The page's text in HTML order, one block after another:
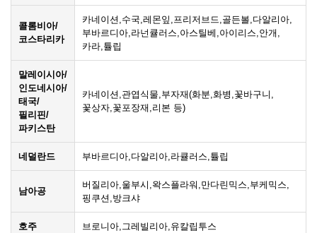
콜롬비아/
코스타리카
카네이션,수국,레몬잎,프리저브드,골든볼,다알리아,
부바르디아,라넌큘러스,아스틸베,아이리스,안개,
카라,튤립
말레이시아/
인도네시아/
태국/
필리핀/
파키스탄
카네이션,관엽식물,부자재(화분,화병,꽃바구니,
꽃상자,꽃포장재,리본 등)
네덜란드 부바르디아,다알리아,라큘러스,튤립
남아공
버질리아,울부시,왁스플라워,만다린믹스,부케믹스,
핑쿠션,방크샤
호주 브로니아,그레빌리아,유칼립투스